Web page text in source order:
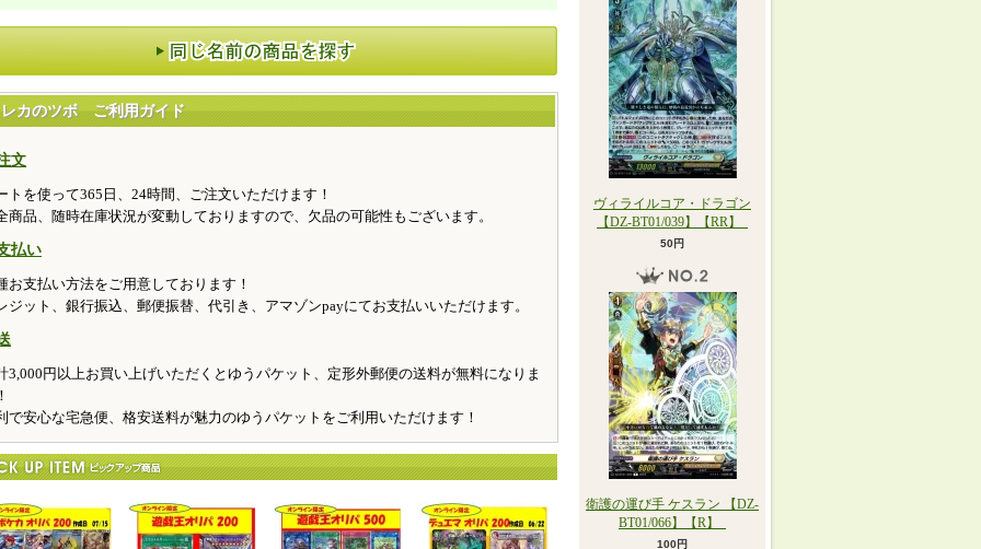
カのツボ ご利用ガイド
文
トを使って365日、24時間、ご注文いただけます！
品、随時在庫状況が変動しておりますので、欠品の可能性もございます。
払い
お支払い方法をご用意しております！
ジット、銀行振込、郵便振替、代引き、アマゾンpayにてお支払いいただけます。
3,000円以上お買い上げいただくとゆうパケット、定形外郵便の送料が無料になりま
で安心な宅急便、格安送料が魅力のゆうパケットをご利用いただけます！
ヴィライルコア・ドラゴン
【DZ-BT01/039】【RR】_
50円
衛護の運び手 ケスラン 【DZ-
BT01/066】【R】_
100円